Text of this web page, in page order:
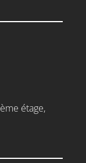
étage,